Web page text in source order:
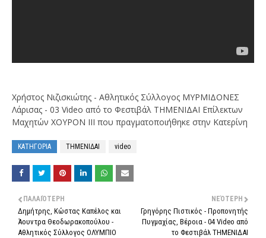
Χρήστος Νιζισκιώτης - Αθλητικός Σύλλογος ΜΥΡΜΙΔΟΝΕΣ
Λάρισας - 03 Video από το Φεστιβάλ ΤΗΜΕΝΙΔΑΙ Επίλεκτων
Μαχητών ΧΟΥΡΟΝ ΙΙΙ που πραγματοποιήθηκε στην Κατερίνη
ΚΑΤΗΓΟΡΙΑ ΤΗΜΕΝΙΔΑΙ video
ΝΕΌΤΕΡΗ
Γρηγόρης Πιστικός - Προπονητής
Πυγμαχίας, Βέροια - 04 Video από
το Φεστιβάλ ΤΗΜΕΝΙΔΑΙ
ΠΑΛΑΙΌΤΕΡΗ
Δημήτρης, Κώστας Καπέλος και
Άουντρα Θεοδωρακοπούλου -
Αθλητικός Σύλλογος ΟΛΥΜΠΙΟ